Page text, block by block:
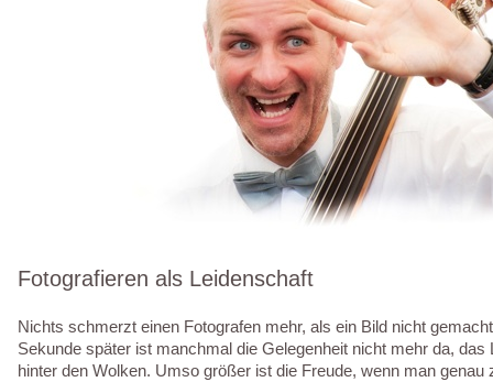
Fotografieren als Leidenschaft
Nichts schmerzt einen Fotografen mehr, als ein Bild nicht
Sekunde später ist manchmal die Gelegenheit nicht mehr da,
hinter den Wolken. Umso größer ist die Freude, wenn man